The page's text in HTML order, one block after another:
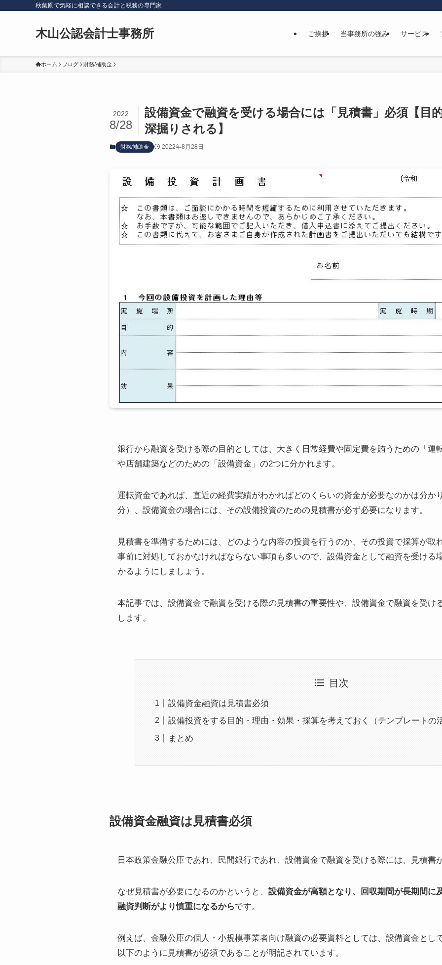
秋葉原で気軽に相談できる会計と税務の専門家
木山公認会計士事務所 ご挨拶 当事務所の強み サービス
ホーム ブログ 財務/補助金
設備資金で融資を受ける場合には「見積書」必須【目
深掘りされる】
2022
8/28
財務/補助金 2022年8月28日
銀行から融資を受ける際の目的としては、大きく日常経費や固定費を賄うための「運
や店舗建築などのための「設備資金」の2つに分かれます。
運転資金であれば、直近の経費実績がわかればどのくらいの資金が必要なのかは分か
分）、設備資金の場合には、その設備投資のための見積書が必ず必要になります。
見積書を準備するためには、どのような内容の投資を行うのか、その投資で採算が取
事前に対処しておかなければならない事項も多いので、設備資金として融資を受ける
かるようにしましょう。
本記事では、設備資金で融資を受ける際の見積書の重要性や、設備資金で融資を受け
します。
目次
設備資金融資は見積書必須
設備投資をする目的・理由・効果・採算を考えておく（テンプレートの
まとめ
設備資金融資は見積書必須
日本政策金融公庫であれ、民間銀行であれ、設備資金で融資を受ける際には、見積書
なぜ見積書が必要になるのかというと、 設備資金が高額となり、回収期間が長期間に
融資判断がより慎重になるからです。
例えば、金融公庫の個人・小規模事業者向け融資の必要資料としては、設備資金とし
以下のように見積書が必須であることが明記されています。